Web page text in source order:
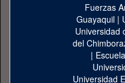
Fuerzas
Guayaquil|
Universidad
del
|
Universidad